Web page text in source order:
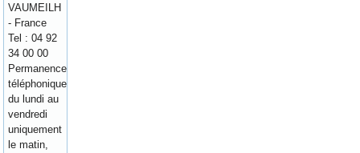
VAUMEILH
- France
Tel : 04 92
34 00 00
Permanence
téléphonique
du lundi au
vendredi
uniquement
le matin,